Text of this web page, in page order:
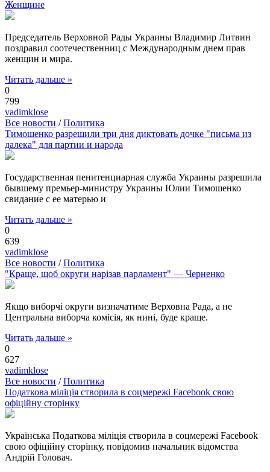
Женщине
Председатель Верховной Рады Украины Владимир Литвин
поздравил соотечественниц с Международным днем прав
женщин и мира.
Читать дальше »
0
799
vadimklose
Все новости /Политика
Тимошенко разрешили три дня диктовать дочке "письма из
далека" для партии и народа
Государственная пенитенциарная служба Украины разрешила
бывшему премьер-министру Украины Юлии Тимошенко
свидание с ее матерью и
Читать дальше »
0
639
vadimklose
Все новости /Политика
"Краще, щоб округи нарізав парламент" — Черненко
Якщо виборчі округи визначатиме Верховна Рада, а не
Центральна виборча комісія, як нині, буде краще.
Читать дальше »
0
627
vadimklose
Все новости /Политика
Податкова міліція створила в соцмережі Facebook свою
офіційну сторінку
Українська Податкова міліція створила в соцмережі Facebook
свою офіційну сторінку, повідомив начальник відомства
Андрій Головач.